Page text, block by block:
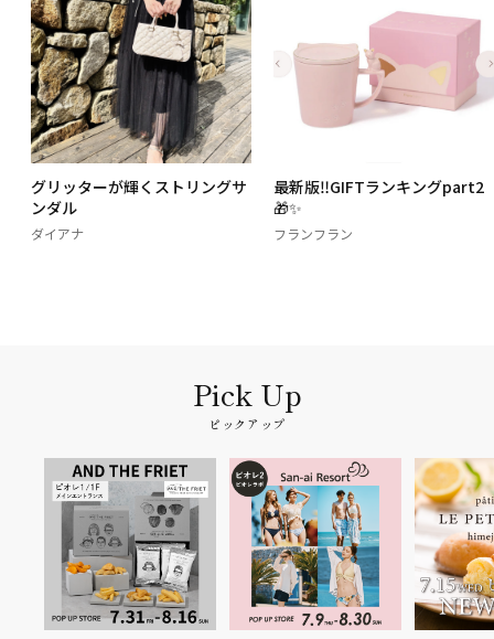
グリッターが輝くストリングサ
ンダル
ダイアナ
最新版‼️GIFTランキングpart2
🎁✨
フランフラン
ピックアップ